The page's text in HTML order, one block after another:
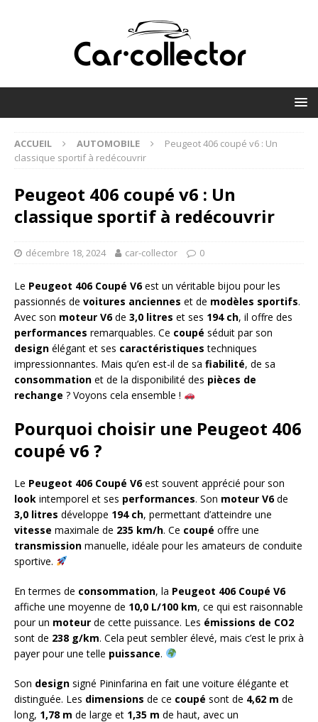
ACCUEIL AUTOMOBILE
Peugeot 406 coupé v6 : Un
classique sportif à redécouvrir
Peugeot 406 coupé v6 : Un
classique sportif à redécouvrir
décembre 18, 2024 car-collector 0
Le Peugeot 406 Coupé V6est un véritable bijou pour les
passionnés de voitures anciennes et de modèles sportifs.
Avec son moteur V6de 3,0 litres et ses 194 ch, il offre des
performances remarquables. Ce coupé séduit par son
design élégant et ses caractéristiques techniques
impressionnantes. Mais qu’en est-il de sa fiabilité, de sa
consommation et de la disponibilité des pièces de
rechange ? Voyons cela ensemble !
Pourquoi choisir une Peugeot 406
coupé v6 ?
Le Peugeot 406 Coupé V6est souvent apprécié pour son
look intemporel et ses performances. Son moteur V6de
3,0 litres développe 194 ch, permettant d’atteindre une
vitesse maximale de 235 km/h. Ce coupé offre une
transmission manuelle, idéale pour les amateurs de conduite
sportive.
En termes de consommation, la Peugeot 406 Coupé V6
affiche une moyenne de 10,0 L/100 km, ce qui est raisonnable
pour un moteur de cette puissance. Les émissions de CO2
sont de 238 g/km. Cela peut sembler élevé, mais c’est le prix à
payer pour une telle puissance.
Son design signé Pininfarina en fait une voiture élégante et
distinguée. Les dimensions de ce coupé sont de 4,62 m de
long, 1,78 m de large et 1,35 m de haut, avec un